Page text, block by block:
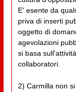
E' esente da
priva di inserti
oggetto di
agevolazioni
si basa
collaboratori.
2) Carmilla non